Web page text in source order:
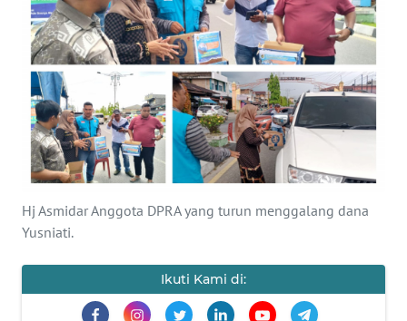
Hj Asmidar Anggota DPRA yang turun menggalang dana
Yusniati.
Ikuti Kami di:
INDEKS
BERITA
KONTAK
KAMI
INFO
IKLAN
TENTANG
KAMI